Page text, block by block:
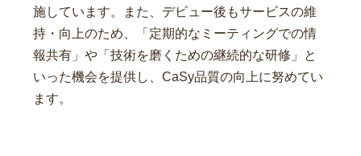
施しています。また、デビュー後もサービスの維
持・向上のため、「定期的なミーティングでの情
報共有」や「技術を磨くための継続的な研修」と
いった機会を提供し、CaSy品質の向上に努めてい
ます。